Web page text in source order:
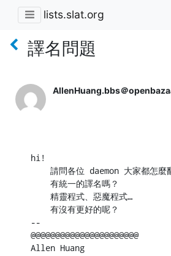
lists.slat.org
譯名問題
AllenHuang.bbs＠
hi!
請問各位 daemon 大家都怎麼
    有統一的譯名嗎？
    精靈程式、惡魔程式…
    有沒有更好的呢？
--
@@@@@@@@@@@@@@@@@@@@@@
Allen Huang